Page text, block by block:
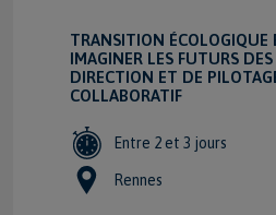
TRANSITION ÉCOLOGIQUE
IMAGINER LES FUTURS
DIRECTION ET DE
COLLABORATIF
Entre 2 et 3 jours
Rennes